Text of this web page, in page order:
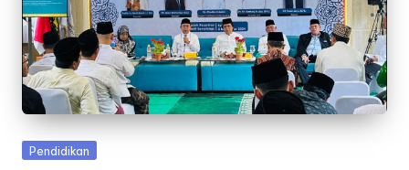
Posted
Pendidikan